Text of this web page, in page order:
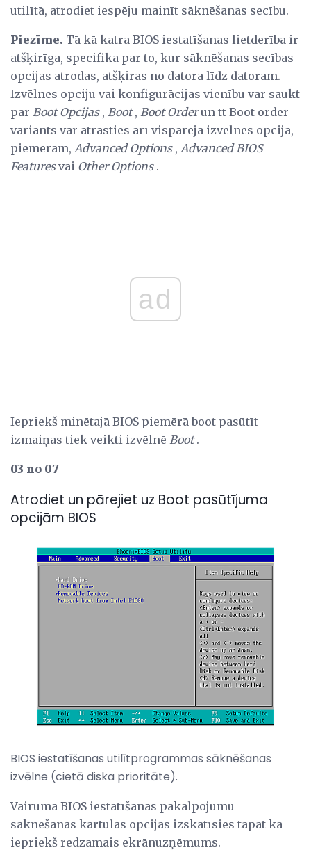
utilītā, atrodiet iespēju mainīt sāknēšanas secību.
Piezīme. Tā kā katra BIOS iestatīšanas lietderība ir
atšķirīga, specifika par to, kur sāknēšanas secības
opcijas atrodas, atšķiras no datora līdz datoram.
Izvēlnes opciju vai konfigurācijas vienību var saukt
par Boot Opcijas, Boot, Boot Orderun tt Boot order
variants var atrasties arī vispārējā izvēlnes opcijā,
piemēram, Advanced Options, Advanced BIOS
Featuresvai Other Options.
ad
Iepriekš minētajā BIOS piemērā boot pasūtīt
izmaiņas tiek veikti izvēlnē Boot.
03 no 07
Atrodiet un pārejiet uz Boot pasūtījuma
opcijām BIOS
BIOS iestatīšanas utilītprogrammas sāknēšanas
izvēlne (cietā diska prioritāte).
Vairumā BIOS iestatīšanas pakalpojumu
sāknēšanas kārtulas opcijas izskatīsies tāpat kā
iepriekš redzamais ekrānuzņēmums.